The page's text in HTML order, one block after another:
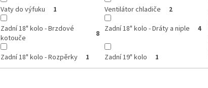
Vaty do výfuku 1 Ventilátor chladiče 2
Zadní 18" kolo - Brzdové
kotouče
8 Zadní 18" kolo - Dráty a niple 4
Zadní 18" kolo - Rozpěrky 1 Zadní 19" kolo 1